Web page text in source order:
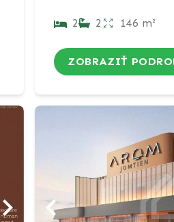
2 2 146 m²
ZOBRAZIŤ